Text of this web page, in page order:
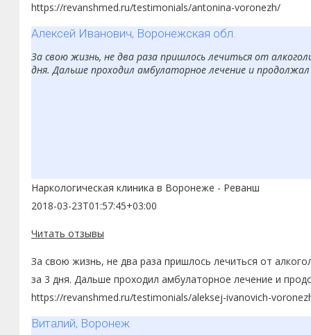
https://revanshmed.ru/testimonials/antonina-voronezh/
Алексей Иванович, Воронежская обл.
За свою жизнь, не два раза пришлось лечиться от
дня. Дальше проходил амбулаторное лечение и
Наркологическая клиника в Воронеже - Реванш
2018-03-23T01:57:45+03:00
Читать отзывы
За свою жизнь, не два раза пришлось лечиться от
за 3 дня. Дальше проходил амбулаторное лечение и
https://revanshmed.ru/testimonials/aleksej-ivanovich-
Виталий, Воронеж